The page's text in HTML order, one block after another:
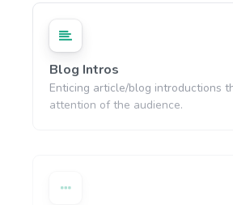
Blog Intros
Enticing article/blog introductions
attention of the audience.